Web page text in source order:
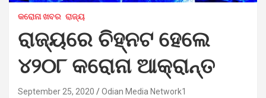
କରୋନା ଖବର ରାଜ୍ୟ
ରାଜ୍ୟରେ ଚିହ୍ନଟ ହେଲେ
୪୨୦୮ କରୋନା ଆକ୍ରାନ୍ତ
September 25, 2020 Odian Media Network1